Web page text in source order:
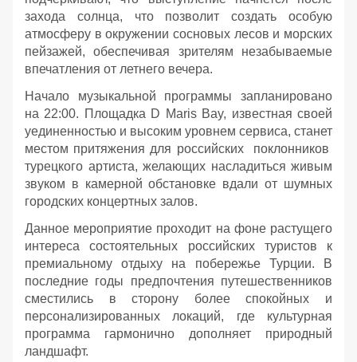
захода солнца, что позволит создать особую
атмосферу в окружении сосновых лесов и морских
пейзажей, обеспечивая зрителям незабываемые
впечатления от летнего вечера.
Начало музыкальной программы запланировано
на 22:00. Площадка D Maris Bay, известная своей
уединенностью и высоким уровнем сервиса, станет
местом притяжения для российских поклонников
турецкого артиста, желающих насладиться живым
звуком в камерной обстановке вдали от шумных
городских концертных залов.
Данное мероприятие проходит на фоне растущего
интереса состоятельных российских туристов к
премиальному отдыху на побережье Турции. В
последние годы предпочтения путешественников
сместились в сторону более спокойных и
персонализированных локаций, где культурная
программа гармонично дополняет природный
ландшафт.